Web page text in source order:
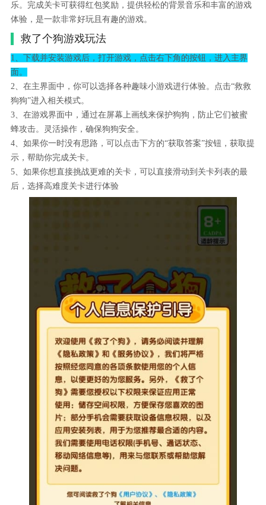
乐。完成关卡可获得红包奖励，提供轻松的背景音乐和丰富的游戏
体验，是一款非常好玩且有趣的游戏。
救了个狗游戏玩法
1、下载并安装游戏后，打开游戏，点击右下角的按钮，进入主界
面。
2、在主界面中，你可以选择各种趣味小游戏进行体验。点击“救救
狗狗”进入相关模式。
3、在游戏界面中，通过在屏幕上画线来保护狗狗，防止它们被蜜
蜂攻击。灵活操作，确保狗狗安全。
4、如果你一时没有思路，可以点击下方的“获取答案”按钮，获取提
示，帮助你完成关卡。
5、如果你想直接挑战更难的关卡，可以直接滑动到关卡列表的最
后，选择高难度关卡进行体验